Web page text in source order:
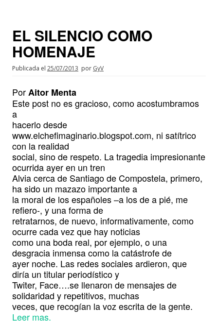
EL SILENCIO COMO
HOMENAJE
Publicada el 25/07/2013 por GyV
PorAitor Menta
Este post no es gracioso, como acostumbramos
a
hacerlo desde
www.elchefimaginario.blogspot.com, ni satítrico
con la realidad
social, sino de respeto. La tragedia impresionante
ocurrida ayer en un tren
Alvia cerca de Santiago de Compostela, primero,
ha sido un mazazo importante a
la moral de los españoles –a los de a pié, me
refiero-, y una forma de
retratarnos, de nuevo, informativamente, como
ocurre cada vez que hay noticias
como una boda real, por ejemplo, o una
desgracia inmensa como la catástrofe de
ayer noche. Las redes sociales ardieron, que
diría un titular periodístico y
Twiter, Face….se llenaron de mensajes de
solidaridad y repetitivos, muchas
veces, que recogían la voz escrita de la gente.
Leer mas.